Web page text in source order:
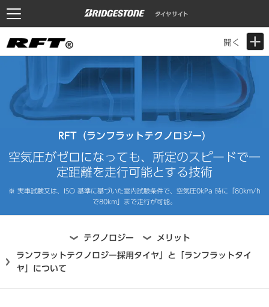
開く
RFT（ランフラットテクノロジー）
空気圧がゼロになっても、所定のスピードで一
定距離を走行可能とする技術
※ 実車試験又は、ISO 基準に基づいた室内試験条件で、空気圧0kPa 時に「80km/h
で80km」まで走行が可能。
テクノロジー メリット
ランフラットテクノロジー採用タイヤ」と
「ランフラットタイ
ヤ」について